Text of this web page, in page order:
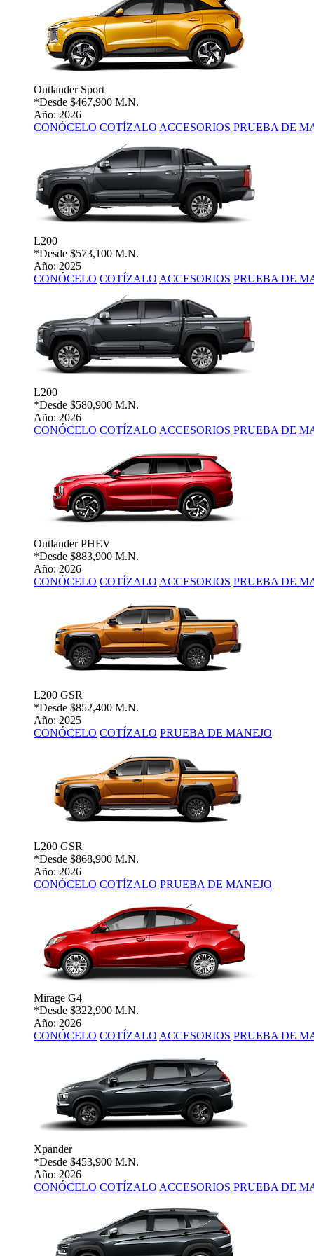
Outlander Sport
*Desde $467,900 M.N.
Año: 2026
CONÓCELO COTÍZALO ACCESORIOS PRUEBA DE
L200
*Desde $573,100 M.N.
Año: 2025
CONÓCELO COTÍZALO ACCESORIOS PRUEBA DE
L200
*Desde $580,900 M.N.
Año: 2026
CONÓCELO COTÍZALO ACCESORIOS PRUEBA DE
Outlander PHEV
*Desde $883,900 M.N.
Año: 2026
CONÓCELO COTÍZALO ACCESORIOS PRUEBA DE
L200 GSR
*Desde $852,400 M.N.
Año: 2025
CONÓCELO COTÍZALO PRUEBA DE MANEJO
L200 GSR
*Desde $868,900 M.N.
Año: 2026
CONÓCELO COTÍZALO PRUEBA DE MANEJO
Mirage G4
*Desde $322,900 M.N.
Año: 2026
CONÓCELO COTÍZALO ACCESORIOS PRUEBA DE
Xpander
*Desde $453,900 M.N.
Año: 2026
CONÓCELO COTÍZALO ACCESORIOS PRUEBA DE